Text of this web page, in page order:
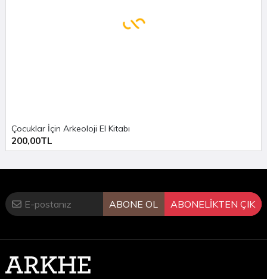
Çocuklar İçin Arkeoloji El Kitabı
200,00TL
ABONE OL ABONELİKTEN ÇIK